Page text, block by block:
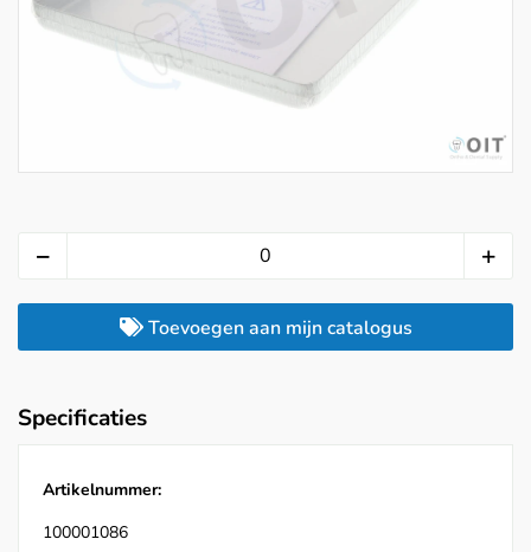
Toevoegen aan mijn catalogus
Specificaties
Artikelnummer:
100001086